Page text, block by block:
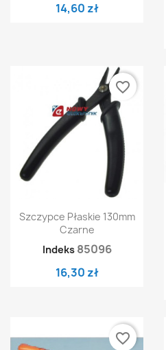
14,60 zł
Szczypce Płaskie 130mm
Czarne
Indeks 85096
16,30 zł
favorite_border
favorite_border